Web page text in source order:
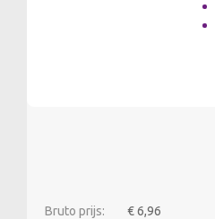
Bruto prijs: € 6,96